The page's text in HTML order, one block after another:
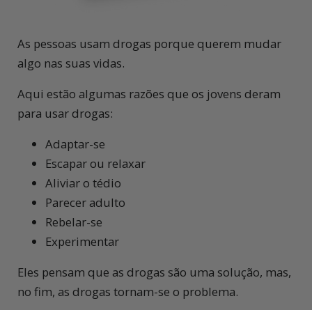
As pessoas usam drogas porque querem mudar
algo nas suas vidas.
Aqui estão algumas razões que os jovens deram
para usar drogas:
Adaptar-se
Escapar ou relaxar
Aliviar o tédio
Parecer adulto
Rebelar-se
Experimentar
Eles pensam que as drogas são uma solução, mas,
no fim, as drogas tornam-se o problema.